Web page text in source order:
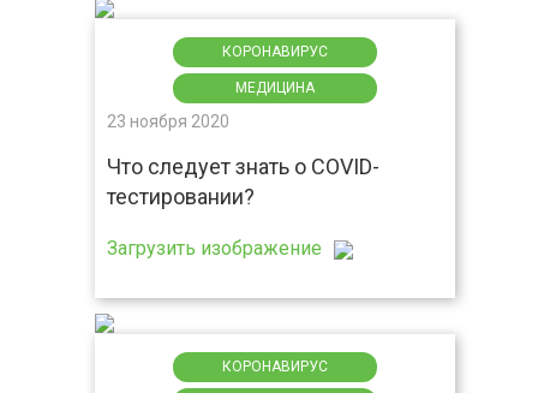
КОРОНАВИРУС
МЕДИЦИНА
23 ноября 2020
Что следует знать о COVID-
тестировании?
Загрузить изображение
КОРОНАВИРУС